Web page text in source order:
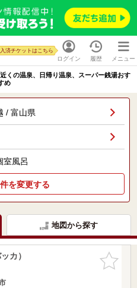
ログイン
済チケットはこちら
履歴 メニュー
くの温泉、日帰り温泉、スーパー銭湯おす
め
/ 富山県
室風呂
を変更する
地図から探す
お気に入
りに追加
カ）